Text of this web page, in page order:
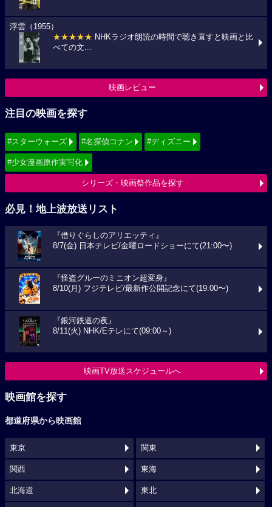
浮雲（1955）
★★★★★ NHKラジオ朗読の時間で聴き直すと映画と比
べての文...
映画レビュー
注目の映画を探す
#スターウォーズ #名探偵コナン #ディズニー
#少女漫画原作実写化
シリーズ・映画祭作品を探す
必見！地上波放送リスト
『借りぐらしのアリエッティ』
8/7(金) 日本テレビ/金曜ロードショーにて(21:00〜)
『怪盗グルーのミニオン超変身』
8/10(月) フジテレビ/最新作公開記念にて(19:00〜)
『銀河鉄道の夜』
8/11(火) NHK/Eテレにて(09:00～)
映画TV放送スケジュールへ
映画館を探す
都道府県から映画館
東京 関東
関西 東海
北海道 東北